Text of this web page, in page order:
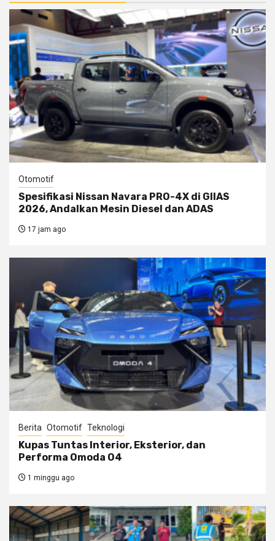
Otomotif
Spesifikasi Nissan Navara PRO-4X di GIIAS
2026, Andalkan Mesin Diesel dan ADAS
17 jam ago
Berita Otomotif Teknologi
Kupas Tuntas Interior, Eksterior, dan
Performa Omoda O4
1 minggu ago